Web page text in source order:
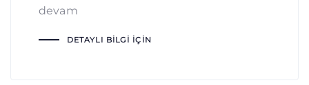
devam
DETAYLI BILGI İÇIN